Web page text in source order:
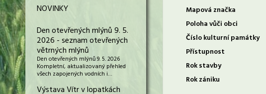
NOVINKY
Den otevřených mlýnů 9. 5.
2026 - seznam otevřených
větrných mlýnů
Den otevřených mlýnů 9. 5. 2026
Kompletní, aktualizovaný přehled
všech zapojených vodních i…
Výstava Vítr v lopatkách
Mapová značka
Poloha vůči obci
Číslo kulturní památky
Přístupnost
Rok stavby
Rok zániku